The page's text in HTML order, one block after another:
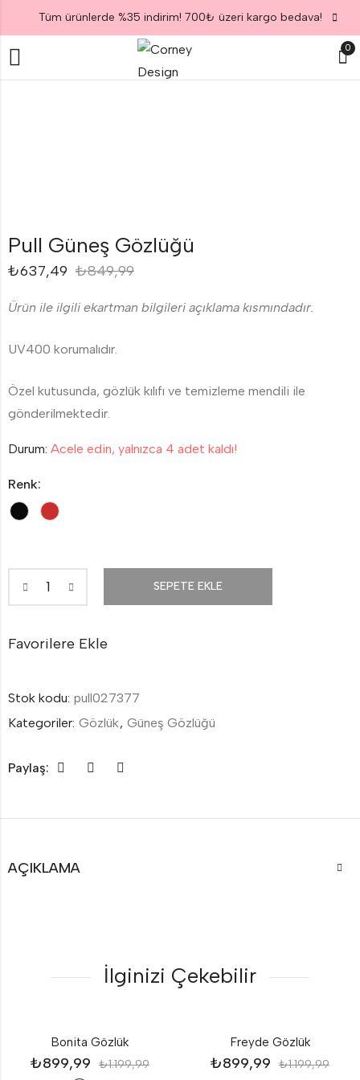
Tüm ürünlerde %35 indirim! 700₺ üzeri kargo bedava!
0
Pull Güneş Gözlüğü
₺637,49 ₺849,99
Ürün ile ilgili ekartman bilgileri açıklama kısmındadır.
UV400 korumalıdır.
Özel kutusunda, gözlük kılıfı ve temizleme mendili ile
gönderilmektedir.
Durum: Acele edin, yalnızca 4 adet kaldı!
Renk:
SEPETE EKLE
Favorilere Ekle
Stok kodu: pull027377
Kategoriler: Gözlük, Güneş Gözlüğü
Paylaş:
AÇIKLAMA
İlginizi Çekebilir
Bonita Gözlük
₺899,99 ₺1.199,99
Freyde Gözlük
₺899,99 ₺1.199,99